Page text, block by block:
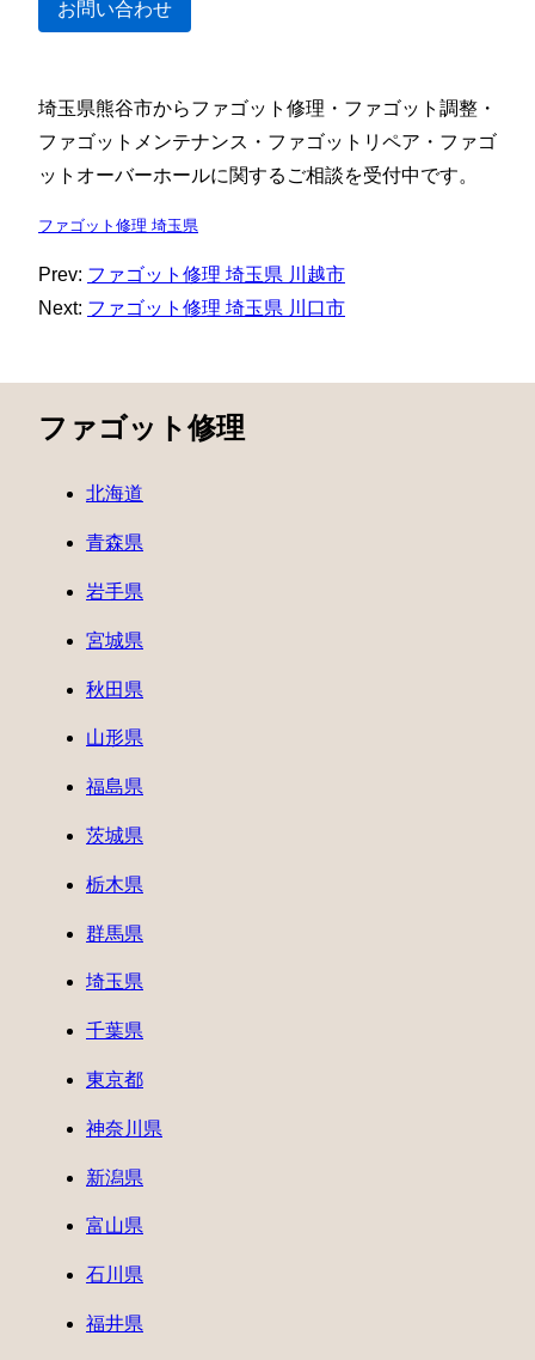
お問い合わせ
埼玉県熊谷市からファゴット修理・ファゴット調整・
ファゴットメンテナンス・ファゴットリペア・ファゴ
ットオーバーホールに関するご相談を受付中です。
ファゴット修理 埼玉県
Prev: ファゴット修理 埼玉県 川越市
Next: ファゴット修理 埼玉県 川口市
ファゴット修理
北海道
青森県
岩手県
宮城県
秋田県
山形県
福島県
茨城県
栃木県
群馬県
埼玉県
千葉県
東京都
神奈川県
新潟県
富山県
石川県
福井県